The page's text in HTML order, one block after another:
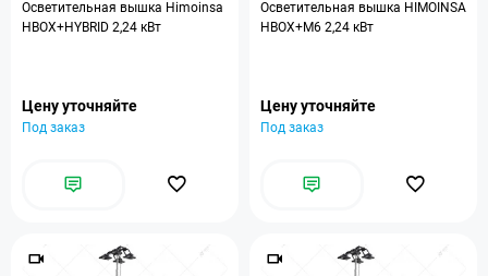
Осветительная вышка Himoinsa
HBOX+HYBRID 2,24 кВт
Цену уточняйте
Под заказ
Осветительная вышка HIMOINSA
HBOX+M6 2,24 кВт
Цену уточняйте
Под заказ